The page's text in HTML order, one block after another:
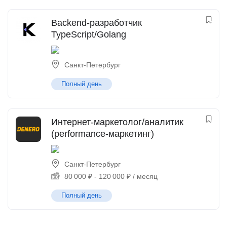
Backend-разработчик
TypeScript/Golang
Санкт-Петербург
Полный день
Интернет-маркетолог/аналитик
(performance-маркетинг)
Санкт-Петербург
80 000 ₽ - 120 000 ₽ / месяц
Полный день